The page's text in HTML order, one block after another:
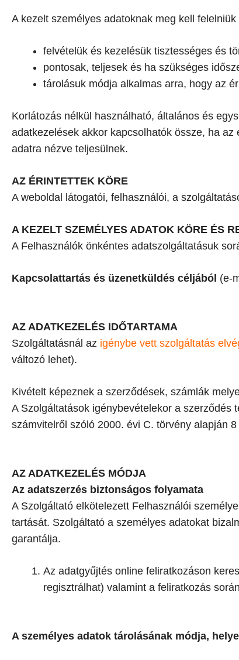
A kezelt személyes adatoknak meg kell
felvételük és kezelésük tisztességes és
pontosak, teljesek és ha szükséges
tárolásuk módja alkalmas arra, hogy az
Korlátozás nélkül használható, általános és
adatkezelések akkor kapcsolhatók össze, ha
adatra nézve teljesülnek.
AZ ÉRINTETTEK KÖRE
A weboldal látogatói, felhasználói, a
A KEZELT SZEMÉLYES ADATOK KÖRE ÉS
A Felhasználók önkéntes adatszolgáltatásuk
Kapcsolattartás és üzenetküldés céljából (e-
AZ ADATKEZELÉS IDŐTARTAMA
Szolgáltatásnál az igénybe vett szolgáltatás
változó lehet).
Kivételt képeznek a szerződések, számlák
A Szolgáltatások igénybevételekor a
számvitelről szóló 2000. évi C. törvény alapján
AZ ADATKEZELÉS MÓDJA
Az adatszerzés biztonságos folyamata
A Szolgáltató elkötelezett Felhasználói
tartását. Szolgáltató a személyes adatokat
garantálja.
Az adatgyűjtés online feliratkozáson
regisztrálhat) valamint a feliratkozás
A személyes adatok tárolásának módja, helye